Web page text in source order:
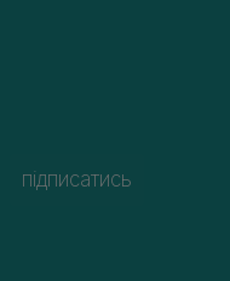
підписатись